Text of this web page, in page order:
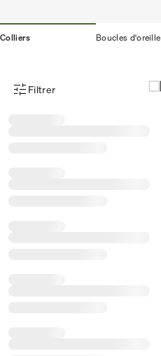
Colliers Boucles d'oreille
Menu des filtres d'articles
Filtrer